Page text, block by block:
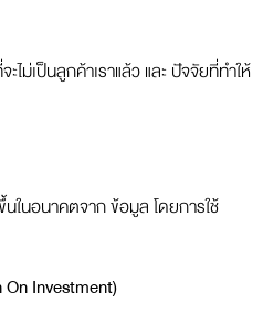
ม่เป็นลูกค้าเราแล้ว และ ปัจจัยที่ทำให้
ในอนาคตจาก ข้อมูล โดยการใช้
Investment)